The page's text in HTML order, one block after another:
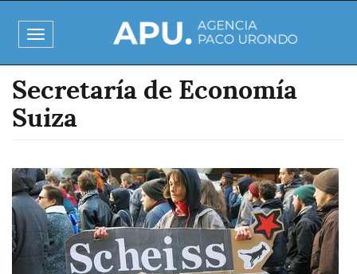
al
contenido
principal
Toggle
navigation
Secretaría de Economía
Suiza
Imagen